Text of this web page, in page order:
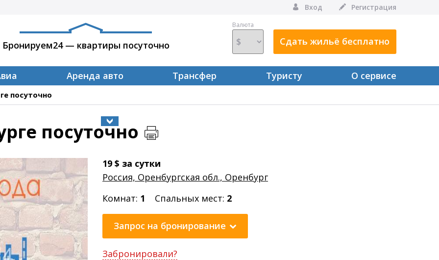
Вход Регистрация
Бронируем24 — квартиры посуточно
Валюта
Сдать жильё бесплатно
Аренда авто Трансфер Туристу О сервисе
посуточно
посуточно
19 $ за сутки
Россия, Оренбургская обл., Оренбург
Комнат: 1 Спальных мест: 2
Запрос на бронирование
Забронировали?